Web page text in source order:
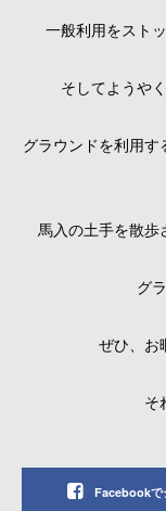
一般利用をスト
そしてようや
グラウンドを利用
馬入の土手を散歩
グ
ぜひ、お
そ
Facebookで